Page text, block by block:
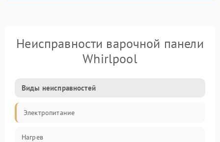
Неисправности варочной панели
Whirlpool
Виды неисправностей
Электропитание
Нагрев